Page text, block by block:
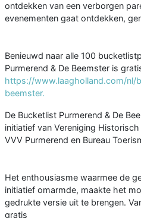
ontdekken van een verborgen
evenementen gaat ontdekken,
Benieuwd naar alle 100
Purmerend & De Beemster is
https://www.laagholland.com/nl/
beemster.
De Bucketlist Purmerend & De
initiatief van Vereniging
VVV Purmerend en Bureau
Het enthousiasme waarmee de
initiatief omarmde, maakte het
gedrukte versie uit te brengen.
gratis